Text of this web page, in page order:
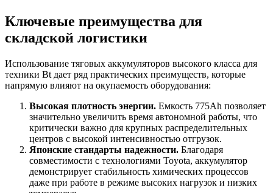
Ключевые преимущества для
складской логистики
Использование тяговых аккумуляторов высокого класса для
техники Bt дает ряд практических преимуществ, которые
напрямую влияют на окупаемость оборудования:
Высокая плотность энергии. Емкость 775Ah позволяет
значительно увеличить время автономной работы, что
критически важно для крупных распределительных
центров с высокой интенсивностью отгрузок.
Японские стандарты надежности. Благодаря
совместимости с технологиями Toyota, аккумулятор
демонстрирует стабильность химических процессов
даже при работе в режиме высоких нагрузок и низких